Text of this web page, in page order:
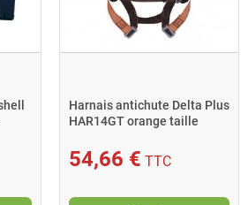
Harnais antichute Delta Plus
HAR14GT orange taille
54,66 € TTC